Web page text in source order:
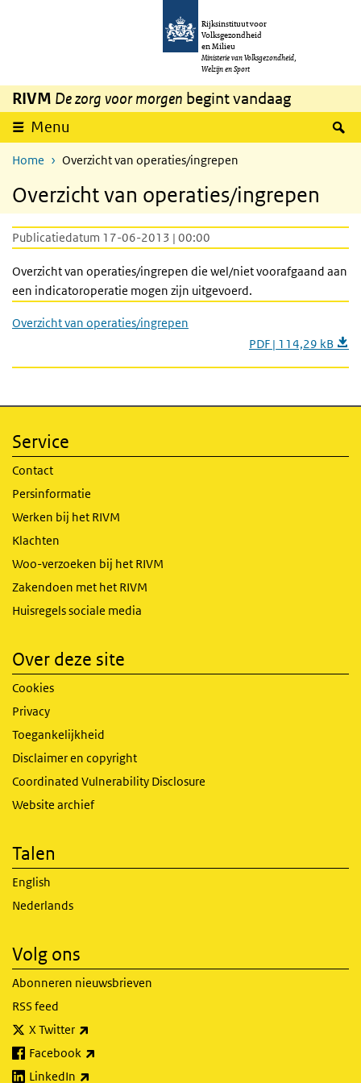
Overslaan en naar de inhoud gaan
Rijksinstituut voor
Volksgezondheid
en Milieu
Ministerie van Volksgezondheid,
Welzijn en Sport
RIVM De zorg voor morgen begint vandaag
Menu
Home Overzicht van operaties/ingrepen
Overzicht van operaties/ingrepen
Publicatiedatum 17-06-2013 | 00:00
Overzicht van operaties/ingrepen die wel/niet voorafgaand aan
een indicatoroperatie mogen zijn uitgevoerd.
Overzicht van operaties/ingrepen
PDF | 114,29 kB
Service
Contact
Persinformatie
Werken bij het RIVM
Klachten
Woo-verzoeken bij het RIVM
Zakendoen met het RIVM
Huisregels sociale media
Over deze site
Cookies
Privacy
Toegankelijkheid
Disclaimer en copyright
Coordinated Vulnerability Disclosure
Website archief
Talen
English
Nederlands
Volg ons
Abonneren nieuwsbrieven
RSS feed
X Twitter
Facebook
LinkedIn